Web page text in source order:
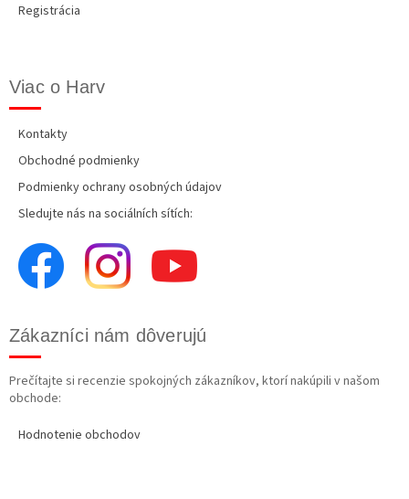
Registrácia
Viac o Harv
Kontakty
Obchodné podmienky
Podmienky ochrany osobných údajov
Sledujte nás na sociálních sítích:
Zákazníci nám dôverujú
Prečítajte si recenzie spokojných zákazníkov, ktorí nakúpili v našom
obchode:
Hodnotenie obchodov